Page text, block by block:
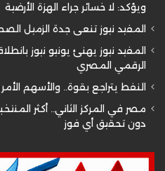
ويؤكد: لا خسائر جراء الهزة الأرضية
المفيد نيوز تنعى جدة الزميل
المفيد نيوز يهنئ يونيو نيوز
الرقمي المصري
النفط يتراجع بقوة.. والأسهم
مصر في المركز الثاني.. أكثر
دون تحقيق أي فوز